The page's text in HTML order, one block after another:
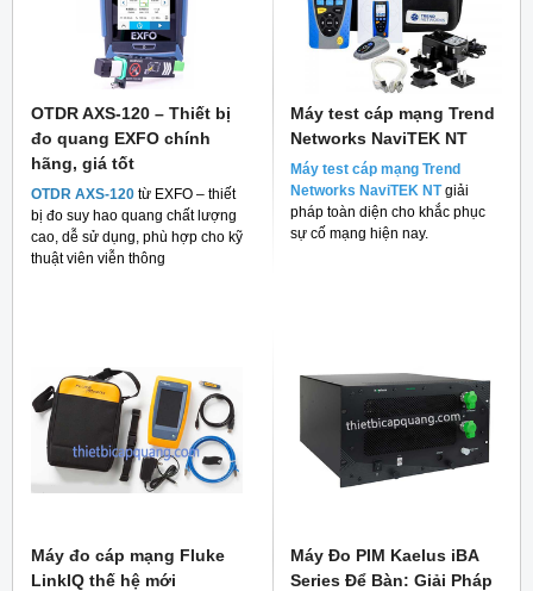
OTDR AXS-120 – Thiết bị
đo quang EXFO chính
hãng, giá tốt
OTDR AXS-120 từ EXFO – thiết
bị đo suy hao quang chất lượng
cao, dễ sử dụng, phù hợp cho kỹ
thuật viên viễn thông
Máy test cáp mạng Trend
Networks NaviTEK NT
Máy test cáp mạng Trend
Networks NaviTEK NT giải
pháp toàn diện cho khắc phục
sự cố mạng hiện nay.
Máy đo cáp mạng Fluke
LinkIQ thế hệ mới
Máy Đo PIM Kaelus iBA
Series Để Bàn: Giải Pháp